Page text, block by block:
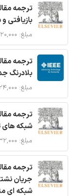
ترجمه
بازیافتی
مبلغ: ۱۲۰,۰۰۰ تومان
بلادرنگ
مبلغ: ۱۲۴,۰۰۰ تومان
شبکه های
مبلغ: ۱۳۲,۰۰۰ تومان
ترجمه
جریان
شبکه ای